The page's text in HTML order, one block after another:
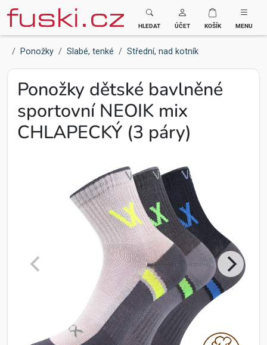
Fuski BOMA
HLEDAT ÚČET KOŠÍK MENU
Ponožky Slabé, tenké Střední, nad kotník
Ponožky dětské bavlněné
sportovní NEOIK mix
CHLAPECKÝ (3 páry)